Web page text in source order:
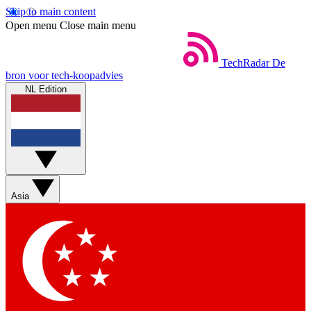
Skip to main content
Open menu Close main menu
TechRadar De
bron voor tech-koopadvies
NL Edition
Asia